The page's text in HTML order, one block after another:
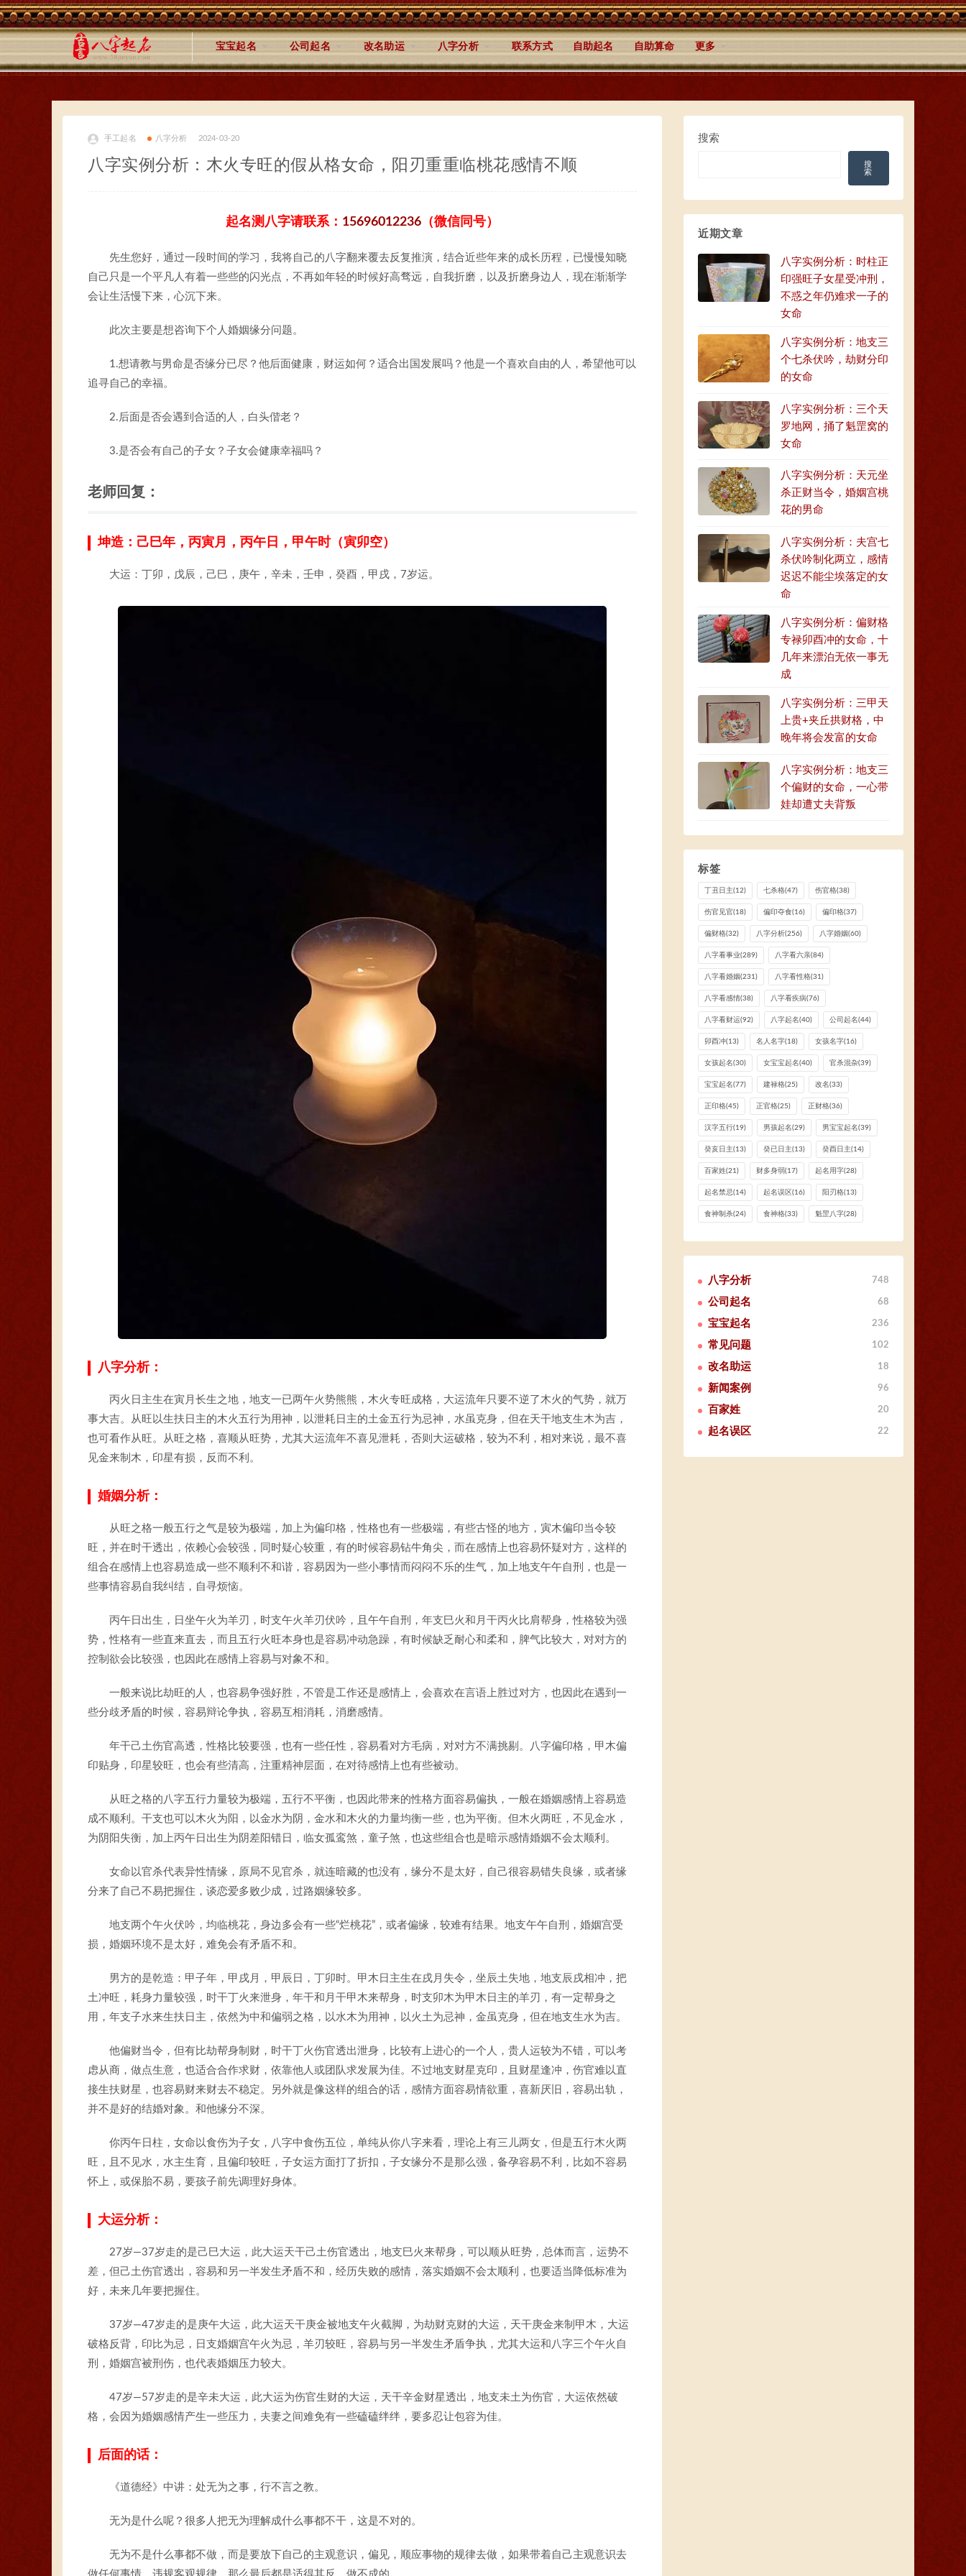
宝宝起名 公司起名 改名助运 八字分析 联系方式 自助起名 自助算命 更多
手工起名 八字分析 2024-03-20
八字实例分析：木火专旺的假从格女命，阳刃重重临桃花感情不顺
起名测八字请联系： 15696012236 （微信同号）
先生您好，通过一段时间的学习，我将自己的八字翻来覆去反复推演，结合近些年来的成长历程，已慢慢知晓
自己只是一个平凡人有着一些些的闪光点，不再如年轻的时候好高骛远，自我折磨，以及折磨身边人，现在渐渐学
会让生活慢下来，心沉下来。
此次主要是想咨询下个人婚姻缘分问题。
1.想请教与男命是否缘分已尽？他后面健康，财运如何？适合出国发展吗？他是一个喜欢自由的人，希望他可以
追寻自己的幸福。
2.后面是否会遇到合适的人，白头偕老？
3.是否会有自己的子女？子女会健康幸福吗？
老师回复：
坤造：己巳年，丙寅月，丙午日，甲午时（寅卯空）
大运：丁卯，戊辰，己巳，庚午，辛未，壬申，癸酉，甲戌，7岁运。
八字分析：
丙火日主生在寅月长生之地，地支一已两午火势熊熊，木火专旺成格，大运流年只要不逆了木火的气势，就万
事大吉。从旺以生扶日主的木火五行为用神，以泄耗日主的土金五行为忌神，水虽克身，但在天干地支生木为吉，
也可看作从旺。从旺之格，喜顺从旺势，尤其大运流年不喜见泄耗，否则大运破格，较为不利，相对来说，最不喜
见金来制木，印星有损，反而不利。
婚姻分析：
从旺之格一般五行之气是较为极端，加上为偏印格，性格也有一些极端，有些古怪的地方，寅木偏印当令较
旺，并在时干透出，依赖心会较强，同时疑心较重，有的时候容易钻牛角尖，而在感情上也容易怀疑对方，这样的
组合在感情上也容易造成一些不顺利不和谐，容易因为一些小事情而闷闷不乐的生气，加上地支午午自刑，也是一
些事情容易自我纠结，自寻烦恼。
丙午日出生，日坐午火为羊刃，时支午火羊刃伏吟，且午午自刑，年支巳火和月干丙火比肩帮身，性格较为强
势，性格有一些直来直去，而且五行火旺本身也是容易冲动急躁，有时候缺乏耐心和柔和，脾气比较大，对对方的
控制欲会比较强，也因此在感情上容易与对象不和。
一般来说比劫旺的人，也容易争强好胜，不管是工作还是感情上，会喜欢在言语上胜过对方，也因此在遇到一
些分歧矛盾的时候，容易辩论争执，容易互相消耗，消磨感情。
年干己土伤官高透，性格比较要强，也有一些任性，容易看对方毛病，对对方不满挑剔。八字偏印格，甲木偏
印贴身，印星较旺，也会有些清高，注重精神层面，在对待感情上也有些被动。
从旺之格的八字五行力量较为极端，五行不平衡，也因此带来的性格方面容易偏执，一般在婚姻感情上容易造
成不顺利。干支也可以木火为阳，以金水为阴，金水和木火的力量均衡一些，也为平衡。但木火两旺，不见金水，
为阴阳失衡，加上丙午日出生为阴差阳错日，临女孤鸾煞，童子煞，也这些组合也是暗示感情婚姻不会太顺利。
女命以官杀代表异性情缘，原局不见官杀，就连暗藏的也没有，缘分不是太好，自己很容易错失良缘，或者缘
分来了自己不易把握住，谈恋爱多败少成，过路姻缘较多。
地支两个午火伏吟，均临桃花，身边多会有一些“烂桃花”，或者偏缘，较难有结果。地支午午自刑，婚姻宫受
损，婚姻环境不是太好，难免会有矛盾不和。
男方的是乾造：甲子年，甲戌月，甲辰日，丁卯时。甲木日主生在戌月失令，坐辰土失地，地支辰戌相冲，把
土冲旺，耗身力量较强，时干丁火来泄身，年干和月干甲木来帮身，时支卯木为甲木日主的羊刃，有一定帮身之
用，年支子水来生扶日主，依然为中和偏弱之格，以水木为用神，以火土为忌神，金虽克身，但在地支生水为吉。
他偏财当令，但有比劫帮身制财，时干丁火伤官透出泄身，比较有上进心的一个人，贵人运较为不错，可以考
虑从商，做点生意，也适合合作求财，依靠他人或团队求发展为佳。不过地支财星克印，且财星逢冲，伤官难以直
接生扶财星，也容易财来财去不稳定。另外就是像这样的组合的话，感情方面容易情欲重，喜新厌旧，容易出轨，
并不是好的结婚对象。和他缘分不深。
你丙午日柱，女命以食伤为子女，八字中食伤五位，单纯从你八字来看，理论上有三儿两女，但是五行木火两
旺，且不见水，水主生育，且偏印较旺，子女运方面打了折扣，子女缘分不是那么强，备孕容易不利，比如不容易
怀上，或保胎不易，要孩子前先调理好身体。
大运分析：
27岁—37岁走的是己巳大运，此大运天干己土伤官透出，地支巳火来帮身，可以顺从旺势，总体而言，运势不
差，但己土伤官透出，容易和另一半发生矛盾不和，经历失败的感情，落实婚姻不会太顺利，也要适当降低标准为
好，未来几年要把握住。
37岁—47岁走的是庚午大运，此大运天干庚金被地支午火截脚，为劫财克财的大运，天干庚金来制甲木，大运
破格反背，印比为忌，日支婚姻宫午火为忌，羊刃较旺，容易与另一半发生矛盾争执，尤其大运和八字三个午火自
刑，婚姻宫被刑伤，也代表婚姻压力较大。
47岁—57岁走的是辛未大运，此大运为伤官生财的大运，天干辛金财星透出，地支未土为伤官，大运依然破
格，会因为婚姻感情产生一些压力，夫妻之间难免有一些磕磕绊绊，要多忍让包容为佳。
后面的话：
《道德经》中讲：处无为之事，行不言之教。
无为是什么呢？很多人把无为理解成什么事都不干，这是不对的。
无为不是什么事都不做，而是要放下自己的主观意识，偏见，顺应事物的规律去做，如果带着自己主观意识去
搜索
搜
索
近期文章
八字实例分析：时柱正
印强旺子女星受冲刑，
不惑之年仍难求一子的
女命
八字实例分析：地支三
个七杀伏吟，劫财分印
的女命
八字实例分析：三个天
罗地网，捅了魁罡窝的
女命
八字实例分析：天元坐
杀正财当令，婚姻宫桃
花的男命
八字实例分析：夫宫七
杀伏吟制化两立，感情
迟迟不能尘埃落定的女
命
八字实例分析：偏财格
专禄卯酉冲的女命，十
几年来漂泊无依一事无
成
八字实例分析：三甲天
上贵+夹丘拱财格，中
晚年将会发富的女命
八字实例分析：地支三
个偏财的女命，一心带
娃却遭丈夫背叛
标签
丁丑日主(12) 七杀格(47) 伤官格(38)
伤官见官(18) 偏印夺食(16) 偏印格(37)
偏财格(32) 八字分析(256) 八字婚姻(60)
八字看事业(289) 八字看六亲(84)
八字看婚姻(231) 八字看性格(31)
八字看感情(38) 八字看疾病(76)
八字看财运(92) 八字起名(40) 公司起名(44)
卯酉冲(13) 名人名字(18) 女孩名字(16)
女孩起名(30) 女宝宝起名(40) 官杀混杂(39)
宝宝起名(77) 建禄格(25) 改名(33)
正印格(45) 正官格(25) 正财格(36)
汉字五行(19) 男孩起名(29) 男宝宝起名(39)
癸亥日主(13) 癸已日主(13) 癸酉日主(14)
百家姓(21) 财多身弱(17) 起名用字(28)
起名禁忌(14) 起名误区(16) 阳刃格(13)
食神制杀(24) 食神格(33) 魁罡八字(28)
八字分析 748
公司起名 68
宝宝起名 236
常见问题 102
改名助运 18
新闻案例 96
百家姓 20
起名误区 22